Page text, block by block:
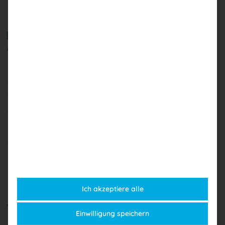
Erlaubte Markierungen und
Anmerkungen
Taschenrechner
Ich akzeptiere alle
Einwilligung speichern